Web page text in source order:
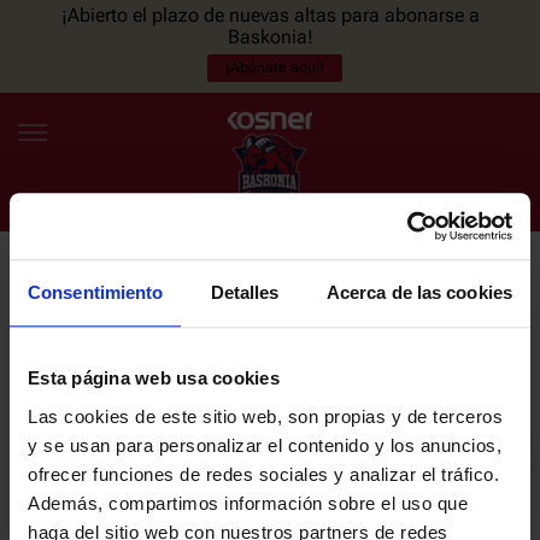
Consentimiento Detalles Acerca de las cookies
Esta página web usa cookies
Las cookies de este sitio web, son propias y de terceros
y se usan para personalizar el contenido y los anuncios,
ofrecer funciones de redes sociales y analizar el tráfico.
Además, compartimos información sobre el uso que
haga del sitio web con nuestros partners de redes
¡Abierto el plazo de nuevas altas para abonarse a
Baskonia!
¡Abónate aquí!
ES EU
NOTICIAS
PLANTILLA
ENTRADAS
NEWSLETTER
últimas noticias y promociones del club.
Email
He leído y acepto laPolítica de privacidaddel SASKI BASKONIA